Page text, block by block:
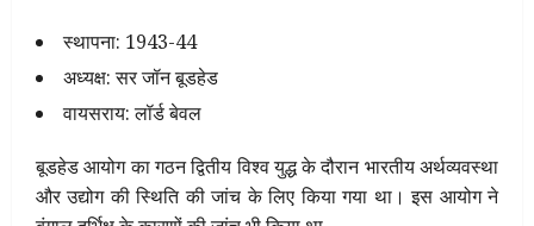
स्थापना: 1943-44
अध्यक्ष: सर जॉन बूडहेड
वायसराय: लॉर्ड बेवल
बूडहेड आयोग का गठन द्वितीय विश्व युद्ध के दौरान भारतीय अर्थव्यवस्था
और उद्योग की स्थिति की जांच के लिए किया गया था। इस आयोग ने